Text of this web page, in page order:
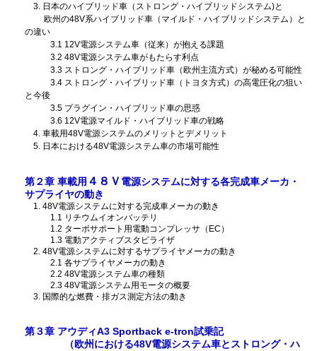
3. 日本のハイブリッド車（ストロング・ハイブリッドシステム)と
欧州の48V系ハイブリッド車（マイルド・ハイブリッドシステム）と
の違い
3.1 12V電源システム車（従来）が抱える課題
3.2 48V電源システム車がもたらす利点
3.3 ストロング・ハイブリッド車（欧州主流方式）が秘める可能性
3.4 ストロング・ハイブリッド車（トヨタ方式）の高電圧化の狙い
と今後
3.5 プラグイン・ハイブリッド車の思惑
3.6 12V電源マイルド・ハイブリッド車の戦略
4. 車載用48V電源システムのメリットとデメリット
5. 日本における48V電源システム車の市場可能性
第２章 車載用 ４８Ｖ 電源システムに対する各完成車メーカ・
サプライヤの動き
1. 48V電源システムに対する完成車メーカの動き
1.1 リチウムイオンバッテリ
1.2 ターボサポート用電動コンプレッサ（EC）
1.3 電動アクティブスタビライザ
2. 48V電源システムに対するサプライヤメーカの動き
2.1 各サプライヤメーカの動き
2.2 48V電源システム車の種類
2.3 48V電源システム用モータの概要
3. 国際的な燃費・排ガス測定方法の動き
第３章 アウディA3 Sportback e-tron試乗記
（欧州における48V電源システム車とストロング・ハ